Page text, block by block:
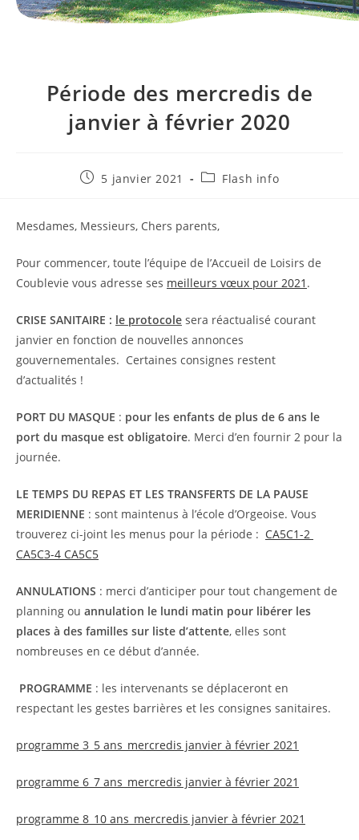
Période des mercredis de
janvier à février 2020
Publication
5 janvier 2021
PostFlash info
Mesdames, Messieurs, Chers parents,
Pour commencer, toute l’équipe de l’Accueil de Loisirs de
Coublevie vous adresse ses meilleurs vœux pour 2021 .
CRISE SANITAIRE : le protocole sera réactualisé courant
janvier en fonction de nouvelles annonces
gouvernementales. Certaines consignes restent
d’actualités !
PORT DU MASQUE : pour les enfants de plus de 6 ans le
port du masque est obligatoire. Merci d’en fournir 2 pour la
journée.
LE TEMPS DU REPAS ET LES TRANSFERTS DE LA PAUSE
MERIDIENNE : sont maintenus à l’école d’Orgeoise. Vous
trouverez ci-joint les menus pour la période : CA5C1-2
CA5C3-4 CA5C5
ANNULATIONS : merci d’anticiper pour tout changement de
planning ou annulation le lundi matin pour libérer les
places à des familles sur liste d’attente, elles sont
nombreuses en ce début d’année.
PROGRAMME : les intervenants se déplaceront en
respectant les gestes barrières et les consignes sanitaires.
programme 3_5 ans_mercredis janvier à février 2021
programme 6_7 ans_mercredis janvier à février 2021
programme 8_10 ans_mercredis janvier à février 2021